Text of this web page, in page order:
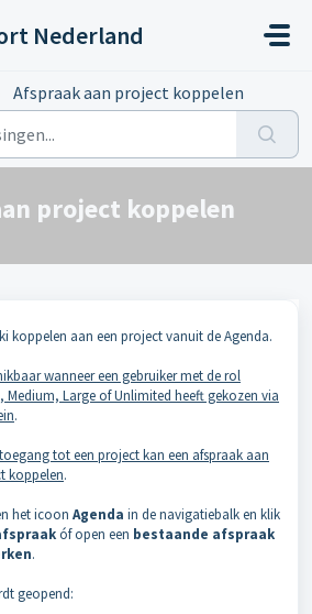
Nederland
Afspraak aan project koppelen
project koppelen
koppelen aan een project vanuit de Agenda.
wanneer een gebruiker met de rol
Medium, Large of Unlimited heeft gekozen via
.
tot een project kan een afspraak aan
koppelen.
het icoon Agenda in de navigatiebalk en klik
óf open een bestaande afspraak
.
geopend: